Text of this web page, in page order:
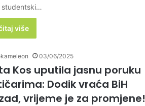
studentski…
više
03/06/2025
Kos uputila jasnu poruku
Dodik vraća BiH
vrijeme je za promjene!